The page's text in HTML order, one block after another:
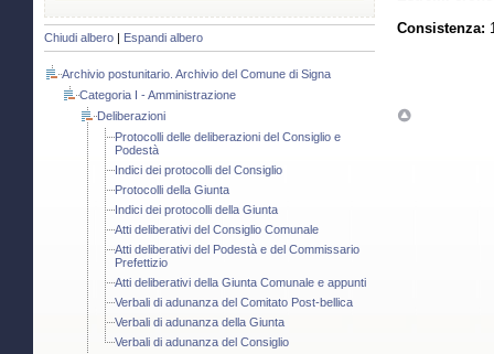
Chiudi albero Espandi albero
Archivio postunitario. Archivio del Comune di Signa
Categoria I - Amministrazione
Deliberazioni
Protocolli delle deliberazioni del Consiglio e
Podestà
Indici dei protocolli del Consiglio
Protocolli della Giunta
Indici dei protocolli della Giunta
Atti deliberativi del Consiglio Comunale
Atti deliberativi del Podestà e del Commissario
Prefettizio
Atti deliberativi della Giunta Comunale e appunti
Verbali di adunanza del Comitato Post-bellica
Verbali di adunanza della Giunta
Verbali di adunanza del Consiglio
Consistenza: